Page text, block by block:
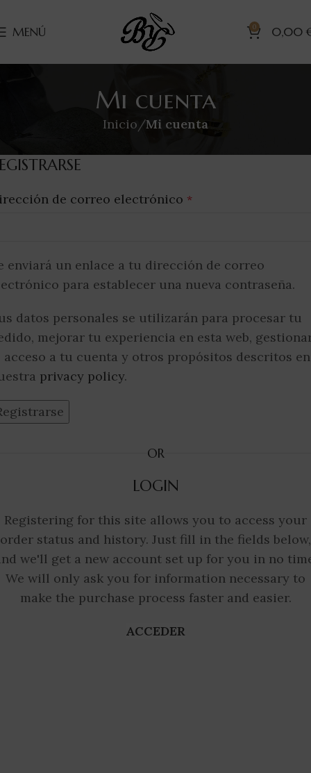
MENÚ 0 0,00
Mi cuenta
Inicio Mi cuenta
de correo electrónico *
enviará un enlace a tu dirección de correo
para establecer una nueva contraseña.
datos personales se utilizarán para procesar tu
mejorar tu experiencia en esta web,
acceso a tu cuenta y otros propósitos descritos en
privacy policy.
OR
LOGIN
Registering for this site allows you to access your
order status and history. Just fill in the fields below,
we'll get a new account set up for you in no
We will only ask you for information necessary to
make the purchase process faster and easier.
ACCEDER